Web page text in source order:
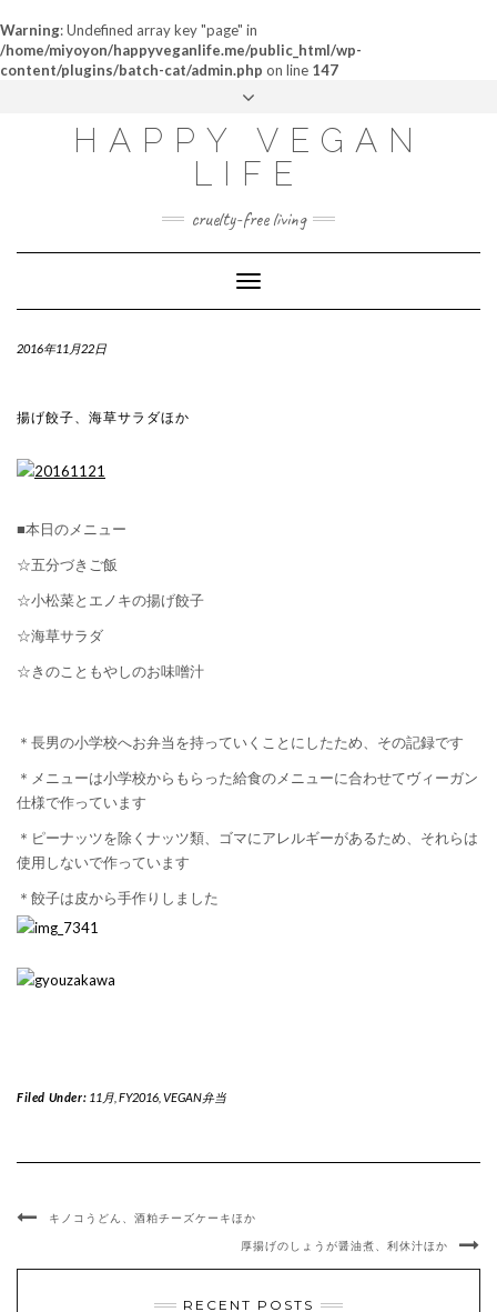
Warning: Undefined array key "page" in
/home/miyoyon/happyveganlife.me/public_html/wp-
content/plugins/batch-cat/admin.php on line 147
ABOUT
MY STORY
CONTACT
HAPPY VEGAN
LIFE
cruelty-free living
Toggle
Navigation
2016年11月22日
揚げ餃子、海草サラダほか
■本日のメニュー
☆五分づきご飯
☆小松菜とエノキの揚げ餃子
☆海草サラダ
☆きのこともやしのお味噌汁
＊長男の小学校へお弁当を持っていくことにしたため、その記録です
＊メニューは小学校からもらった給食のメニューに合わせてヴィーガン
仕様で作っています
＊ピーナッツを除くナッツ類、ゴマにアレルギーがあるため、それらは
使用しないで作っています
＊餃子は皮から手作りしました
Filed Under: 11月, FY2016, VEGAN弁当
キノコうどん、酒粕チーズケーキほか
厚揚げのしょうが醤油煮、利休汁ほか
RECENT POSTS